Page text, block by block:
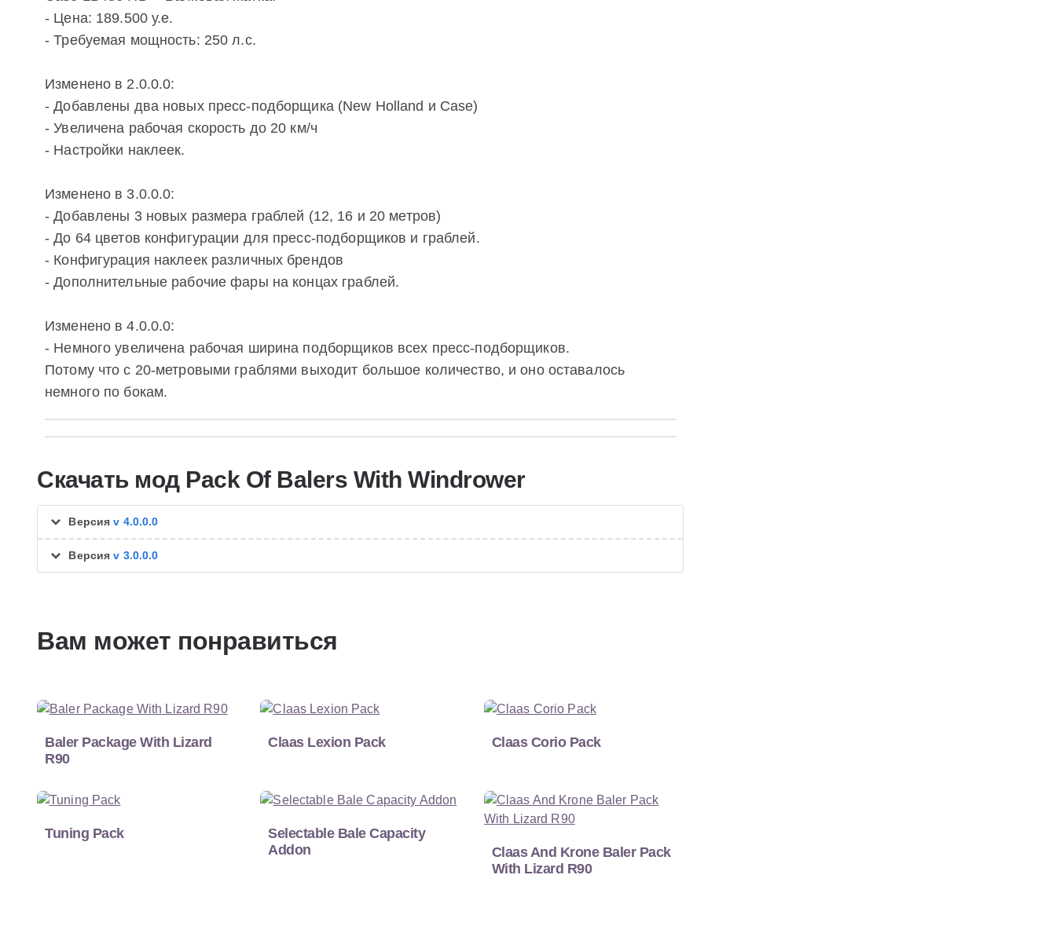
- Цена: 189.500 у.е.
- Требуемая мощность: 250 л.с.
Изменено в 2.0.0.0:
- Добавлены два новых пресс-подборщика (New Holland и Case)
- Увеличена рабочая скорость до 20 км/ч
- Настройки наклеек.
Изменено в 3.0.0.0:
- Добавлены 3 новых размера граблей (12, 16 и 20 метров)
- До 64 цветов конфигурации для пресс-подборщиков и граблей.
- Конфигурация наклеек различных брендов
- Дополнительные рабочие фары на концах граблей.
Изменено в 4.0.0.0:
- Немного увеличена рабочая ширина подборщиков всех пресс-подборщиков.
Потому что с 20-метровыми граблями выходит большое количество, и оно оставалось
немного по бокам.
Скачать мод Pack Of Balers With Windrower
Версияv 4.0.0.0
Версияv 3.0.0.0
Вам может понравиться
Baler Package With Lizard
R90
Claas Lexion Pack Claas Corio Pack
Tuning Pack
Selectable Bale Capacity
Addon
Claas And Krone Baler Pack
With Lizard R90